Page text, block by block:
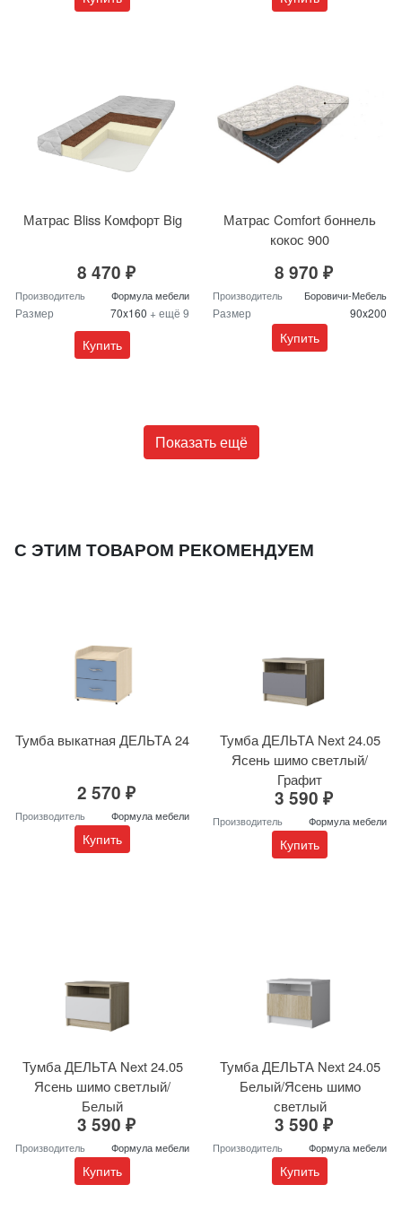
Матрас Bliss Комфорт Big
8 470 ₽
Производитель Формула мебели
Размер 70x160 + ещё 9
Купить
Матрас Comfort боннель
кокос 900
8 970 ₽
Производитель Боровичи-Мебель
Размер 90x200
Купить
Показать ещё
С ЭТИМ ТОВАРОМ РЕКОМЕНДУЕМ
Тумба выкатная ДЕЛЬТА 24
2 570 ₽
Производитель Формула мебели
Купить
Тумба ДЕЛЬТА Next 24.05
Ясень шимо светлый/
Графит
3 590 ₽
Производитель Формула мебели
Купить
Тумба ДЕЛЬТА Next 24.05
Ясень шимо светлый/
Белый
3 590 ₽
Производитель Формула мебели
Купить
Тумба ДЕЛЬТА Next 24.05
Белый/Ясень шимо
светлый
3 590 ₽
Производитель Формула мебели
Купить